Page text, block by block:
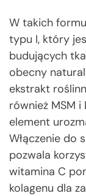
W takich
typu I, który
budujących
obecny
ekstrakt
również MSM
element
Włączenie do
pozwala
witamina C
kolagenu dla